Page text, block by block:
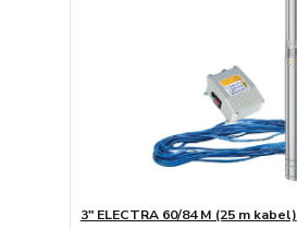
3" ELECTRA 60/84 M (25 m kabel)